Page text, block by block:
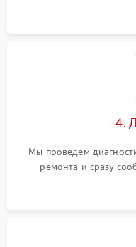
4.
Мы проведем
ремонта и сразу